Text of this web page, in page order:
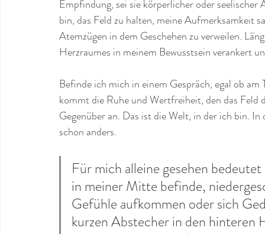
Empfindung, sei sie körperlicher oder
bin, das Feld zu halten, meine Aufmerksamkeit
Atemzügen in dem Geschehen zu verweilen.
Herzraumes in meinem Bewusstsein verankert
Befinde ich mich in einem Gespräch, egal ob
kommt die Ruhe und Wertfreiheit, den das
Gegenüber an. Das ist die Welt, in der ich bin.
schon anders.
Für mich alleine gesehen
in meiner Mitte befinde,
Gefühle aufkommen oder sich
kurzen Abstecher in den